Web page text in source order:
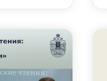
занятия